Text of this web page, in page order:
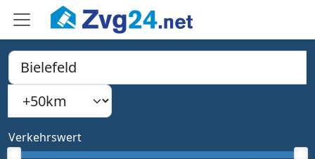
PLZ, Ort oder Bundesland
Type 1 or more characters for results.
Suchradius
Verkehrswert